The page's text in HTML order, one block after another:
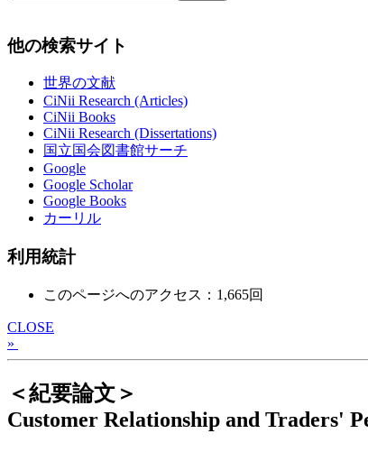
他の検索サイト
世界の文献
CiNii Research (Articles)
CiNii Books
CiNii Research (Dissertations)
国立国会図書館サーチ
Google
Google Scholar
Google Books
カーリル
利用統計
このページへのアクセス：1,665回
CLOSE
»
＜紀要論文＞
Customer Relationship and Traders'